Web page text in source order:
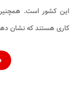
این کشور است. همچنین،
کاری هستند که نشان